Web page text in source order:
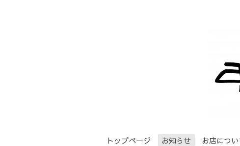
トップページ お知らせ お店につい